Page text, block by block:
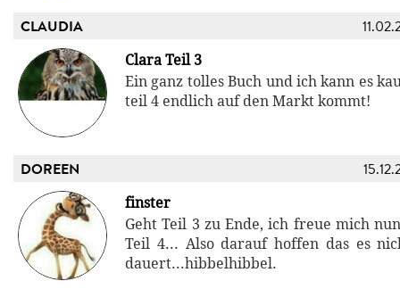
CLAUDIA
Clara Teil 3
Ein ganz tolles Buch und ich kann es
teil 4 endlich auf den Markt kommt!
DOREEN
finster
Geht Teil 3 zu Ende, ich freue mich
Teil 4... Also darauf hoffen das es
dauert...hibbelhibbel.